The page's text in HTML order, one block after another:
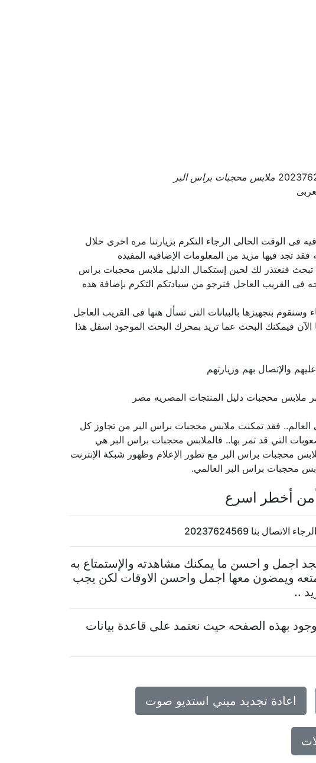
ملابس محجبات براس البر
فى الوقت الحالى الرجاء التكرم بزيارتنا مره اخرى خلال
تجد فيها مزيد من المعلومات الإضافيه المفيده
تبحث فنعتذر لك لحين إستكمال الدليل ملابس محجبات براس
فى القريب العاجل فنرجو من سيادتكم التكرم بإضافة هذه
بتجهيزها بالبيانات التى تسأل هنها فى القريب العاجل
فيمكنك البحث عما تريد بمحرك البحث الموجود اسفل هذا
والإتصال بهم وزيارتهم
العالم.. فقد تمكنت ملابس محجبات براس البر من تجاوز كل
التي قد تمر بها.. فالملابس محجبات براس البر هي
محجبات براس البر مع تطور الإعلام وظهور شبكة الإنترنت
محجبات براس البر العالمي.
أخطر اسرع
بنا 20237624569
اجمل و احسن ما يمكنك مشاهدته والإستمتاع به
ويمضون معها اجمل واحسن الاوقات لكن يجب
..
بهذه الصفحه حيث نعتمد على قاعدة بيانات
اعادة تجديد مبني استديو صوت